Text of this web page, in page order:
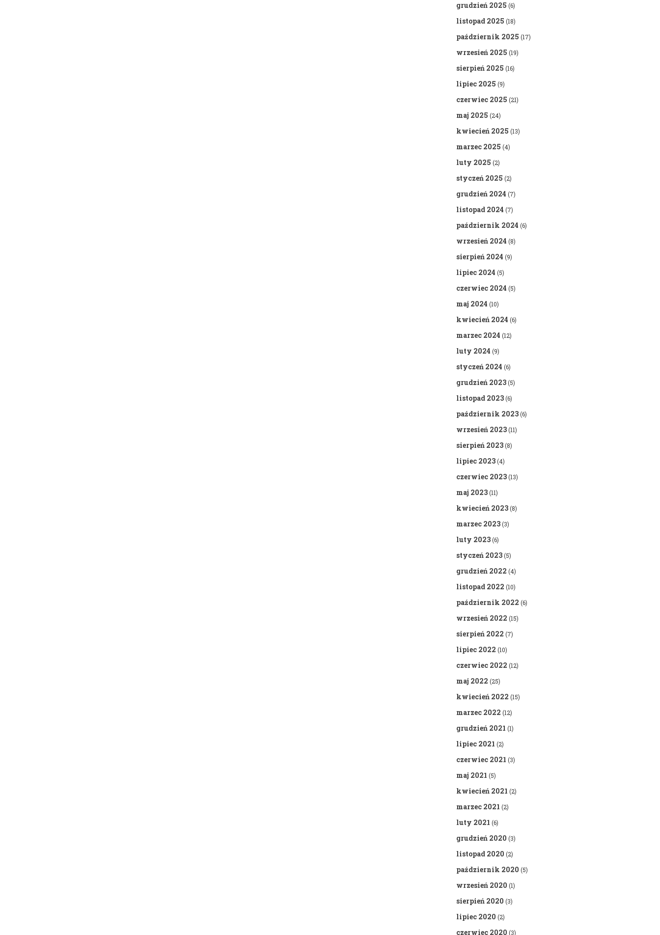
grudzień 2025 (6)
listopad 2025 (18)
październik 2025 (17)
wrzesień 2025 (19)
sierpień 2025 (16)
lipiec 2025 (9)
czerwiec 2025 (21)
maj 2025 (24)
kwiecień 2025 (13)
marzec 2025 (4)
luty 2025 (2)
styczeń 2025 (2)
grudzień 2024 (7)
listopad 2024 (7)
październik 2024 (6)
wrzesień 2024 (8)
sierpień 2024 (9)
lipiec 2024 (5)
czerwiec 2024 (5)
maj 2024 (10)
kwiecień 2024 (6)
marzec 2024 (12)
luty 2024 (9)
styczeń 2024 (6)
grudzień 2023(5)
listopad 2023(6)
październik 2023(6)
wrzesień 2023(11)
sierpień 2023(8)
lipiec 2023(4)
czerwiec 2023(13)
maj 2023(11)
kwiecień 2023(8)
marzec 2023(3)
luty 2023(6)
styczeń 2023(5)
grudzień 2022 (4)
listopad 2022 (10)
październik 2022 (6)
wrzesień 2022 (15)
sierpień 2022 (7)
lipiec 2022 (10)
czerwiec 2022 (12)
maj 2022 (25)
kwiecień 2022 (15)
marzec 2022 (12)
grudzień 2021 (1)
lipiec 2021 (2)
czerwiec 2021 (3)
maj 2021 (5)
kwiecień 2021 (2)
marzec 2021 (2)
luty 2021 (6)
grudzień 2020 (3)
listopad 2020 (2)
październik 2020 (5)
wrzesień 2020 (1)
sierpień 2020 (3)
lipiec 2020 (2)
czerwiec 2020 (3)